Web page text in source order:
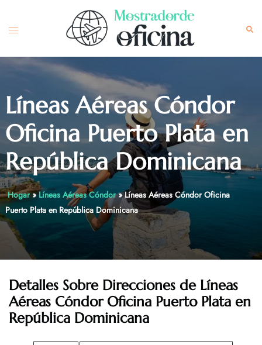
content
Toggle
Líneas Aéreas Cóndor
Oficina Puerto Plata en
República Dominicana
Hogar»Líneas Aéreas Cóndor»Líneas Aéreas Cóndor Oficina
Puerto Plata en República Dominicana
Detalles Sobre Direcciones de Líneas
Aéreas Cóndor Oficina Puerto Plata en
República Dominicana